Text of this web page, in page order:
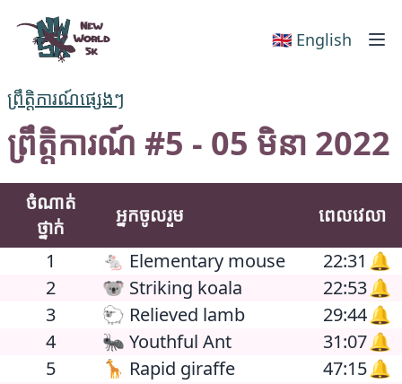
New World 5k
🇬🇧 English
ព្រឹត្តិការណ៍ផ្សេងៗ
ព្រឹត្តិការណ៍ #5 - 05 មិនា 2022
ចំណាត់
ថ្នាក់
អ្នកចូលរួម
ពេលវេលា
1
🐁 Elementary mouse 22:31 🔔
2
🐨 Striking koala 22:53🔔
3
🐑 Relieved lamb 29:44🔔
4
🐜 Youthful Ant 31:07🔔
5
🦒 Rapid giraffe 47:15🔔